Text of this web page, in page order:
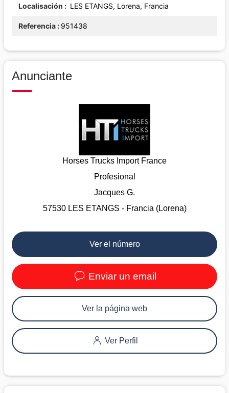
Localisación LES ETANGS, Lorena, Francia
Referencia 951438
Anunciante
Horses Trucks Import France
Profesional
Jacques G.
57530 LES ETANGS - Francia (Lorena)
Ver el número
Enviar un email
Ver la página web
Ver Perfil